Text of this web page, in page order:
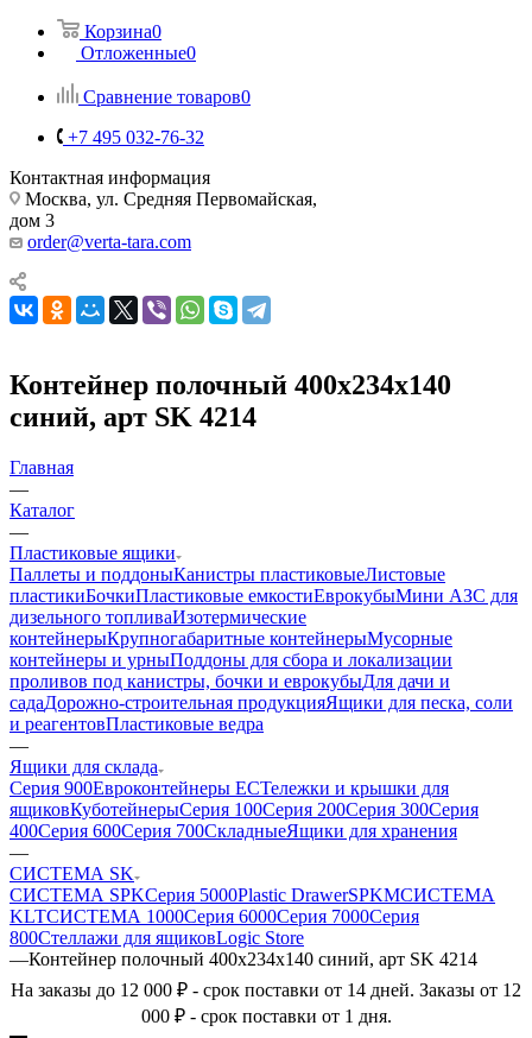
Корзина0
Отложенные0
Сравнение товаров0
+7 495 032-76-32
Контактная информация
Москва, ул. Средняя Первомайская,
дом 3
order@verta-tara.com
Контейнер полочный 400x234x140
синий, арт SK 4214
Главная
—
Каталог
—
Пластиковые ящики
Паллеты и поддоныКанистры пластиковыеЛистовые
пластикиБочкиПластиковые емкостиЕврокубыМини АЗС для
дизельного топливаИзотермические
контейнерыКрупногабаритные контейнерыМусорные
контейнеры и урныПоддоны для сбора и локализации
проливов под канистры, бочки и еврокубыДля дачи и
садаДорожно-строительная продукцияЯщики для песка, соли
и реагентовПластиковые ведра
—
Ящики для склада
Серия 900Евроконтейнеры ЕСТележки и крышки для
ящиковКуботейнерыСерия 100Серия 200Серия 300Серия
400Серия 600Серия 700СкладныеЯщики для хранения
—
СИСТЕМА SK
СИСТЕМА SPKСерия 5000Plastic DrawerSPKMСИСТЕМА
KLTСИСТЕМА 1000Серия 6000Серия 7000Серия
800Стеллажи для ящиковLogic Store
—Контейнер полочный 400x234x140 синий, арт SK 4214
На заказы до 12 000 ₽ - срок поставки от 14 дней. Заказы от 12
000 ₽ - срок поставки от 1 дня.